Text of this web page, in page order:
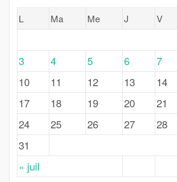
L
Ma Me J V
« juil
3
4 5 6 7
10
11 12 13 14
17
18 19 20 21
24
25 26 27 28
31